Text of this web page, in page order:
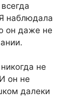
наблюдала
он даже не
не
он не
далеки